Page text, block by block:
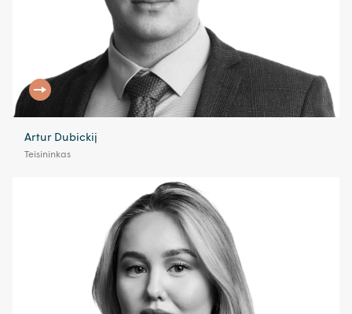
Artur Dubickij
Teisininkas